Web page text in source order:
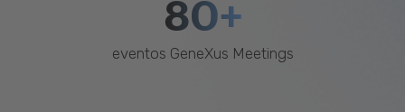
80+
eventos GeneXus Meetings